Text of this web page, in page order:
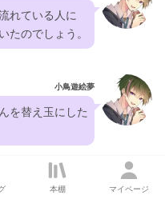
本棚 マイページ
れている人に
たのでしょう。
小鳥遊絵夢
を替え玉にした
小鳥遊絵夢